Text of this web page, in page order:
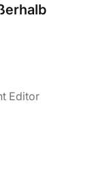
Editor